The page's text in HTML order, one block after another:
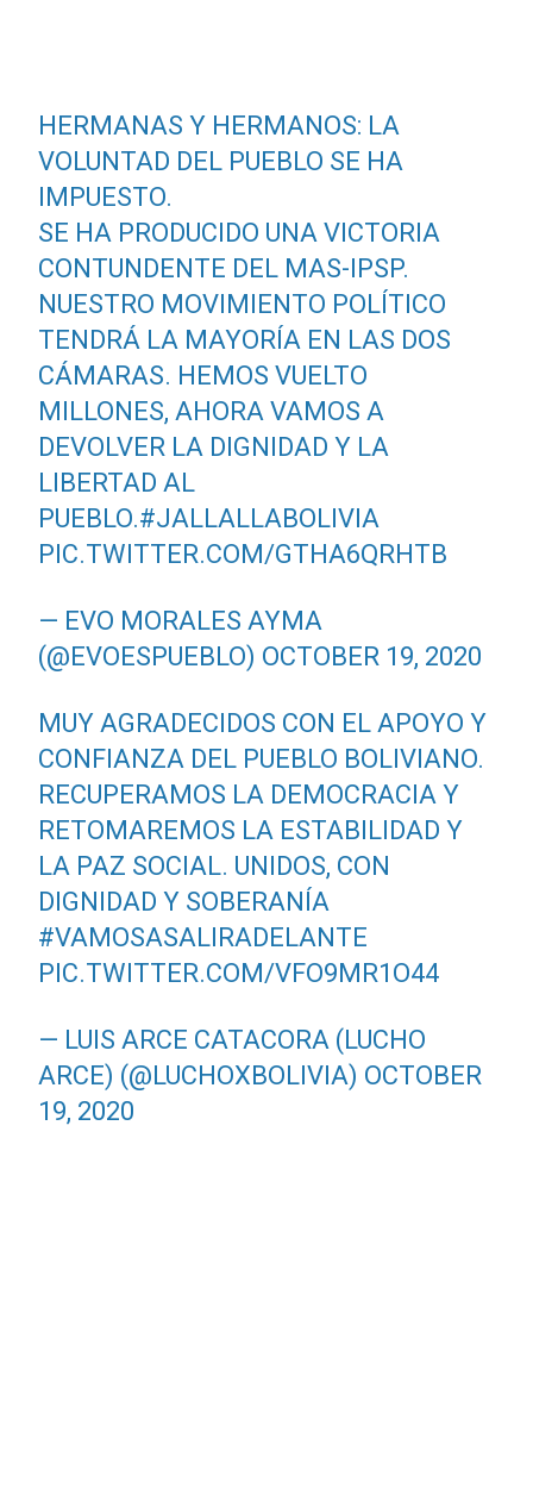
HERMANAS Y HERMANOS: LA
VOLUNTAD DEL PUEBLO SE HA
IMPUESTO.
SE HA PRODUCIDO UNA VICTORIA
CONTUNDENTE DEL MAS-IPSP.
NUESTRO MOVIMIENTO POLÍTICO
TENDRÁ LA MAYORÍA EN LAS DOS
CÁMARAS. HEMOS VUELTO
MILLONES, AHORA VAMOS A
DEVOLVER LA DIGNIDAD Y LA
LIBERTAD AL
PUEBLO.#JALLALLABOLIVIA
PIC.TWITTER.COM/GTHA6QRHTB
— EVO MORALES AYMA
(@EVOESPUEBLO) OCTOBER 19, 2020
MUY AGRADECIDOS CON EL APOYO Y
CONFIANZA DEL PUEBLO BOLIVIANO.
RECUPERAMOS LA DEMOCRACIA Y
RETOMAREMOS LA ESTABILIDAD Y
LA PAZ SOCIAL. UNIDOS, CON
DIGNIDAD Y SOBERANÍA
#VAMOSASALIRADELANTE
PIC.TWITTER.COM/VFO9MR1O44
— LUIS ARCE CATACORA (LUCHO
ARCE) (@LUCHOXBOLIVIA) OCTOBER
19, 2020